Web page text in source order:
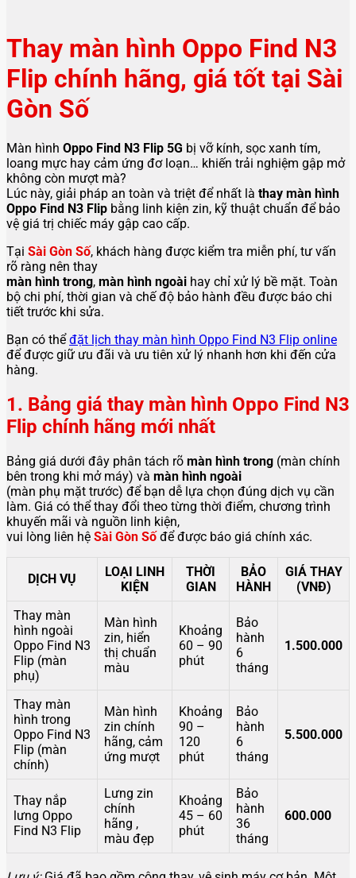
Thay màn hình Oppo Find N3
Flip chính hãng, giá tốt tại Sài
Gòn Số
Màn hình Oppo Find N3 Flip 5G bị vỡ kính, sọc xanh tím,
loang mực hay cảm ứng đơ loạn… khiến trải nghiệm gập mở
không còn mượt mà?
Lúc này, giải pháp an toàn và triệt để nhất là thay màn hình
Oppo Find N3 Flip bằng linh kiện zin, kỹ thuật chuẩn để bảo
vệ giá trị chiếc máy gập cao cấp.
Tại Sài Gòn Số, khách hàng được kiểm tra miễn phí, tư vấn
rõ ràng nên thay
màn hình trong, màn hình ngoài hay chỉ xử lý bề mặt. Toàn
bộ chi phí, thời gian và chế độ bảo hành đều được báo chi
tiết trước khi sửa.
Bạn có thểđặt lịch thay màn hình Oppo Find N3 Flip online
để được giữ ưu đãi và ưu tiên xử lý nhanh hơn khi đến cửa
hàng.
1. Bảng giá thay màn hình Oppo Find N3
Flip chính hãng mới nhất
Bảng giá dưới đây phân tách rõ màn hình trong (màn chính
bên trong khi mở máy) và màn hình ngoài
(màn phụ mặt trước) để bạn dễ lựa chọn đúng dịch vụ cần
làm. Giá có thể thay đổi theo từng thời điểm, chương trình
khuyến mãi và nguồn linh kiện,
vui lòng liên hệ Sài Gòn Sốđể được báo giá chính xác.
DỊCH VỤ
LOẠI LINH
KIỆN
THỜI
GIAN
BẢO
HÀNH
GIÁ THAY
(VNĐ)
Thay màn
hình ngoài
Oppo Find N3
Flip (màn
phụ)
Màn hình
zin, hiển
thị chuẩn
màu
Khoảng
60 – 90
phút
Bảo
hành
6
tháng
1.500.000
Thay màn
hình trong
Oppo Find N3
Flip (màn
chính)
Màn hình
zin chính
hãng, cảm
ứng mượt
Khoảng
90 –
120
phút
Bảo
hành
6
tháng
5.500.000
Thay nắp
lưng Oppo
Find N3 Flip
Lưng zin
chính
hãng ,
màu đẹp
Khoảng
45 – 60
phút
Bảo
hành
36
tháng
600.000